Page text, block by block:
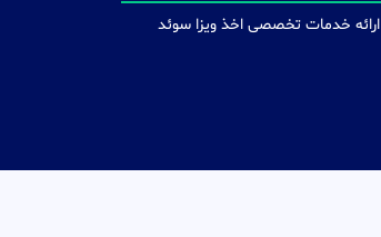
ارائه خدمات تخصصی اخذ ویزا سوئد